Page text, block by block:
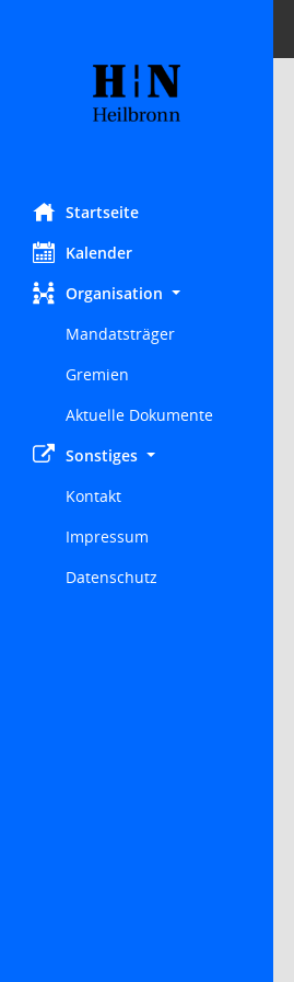
Startseite
Kalender
Organisation
Mandatsträger
Gremien
Aktuelle Dokumente
Sonstiges
Kontakt
Impressum
Datenschutz